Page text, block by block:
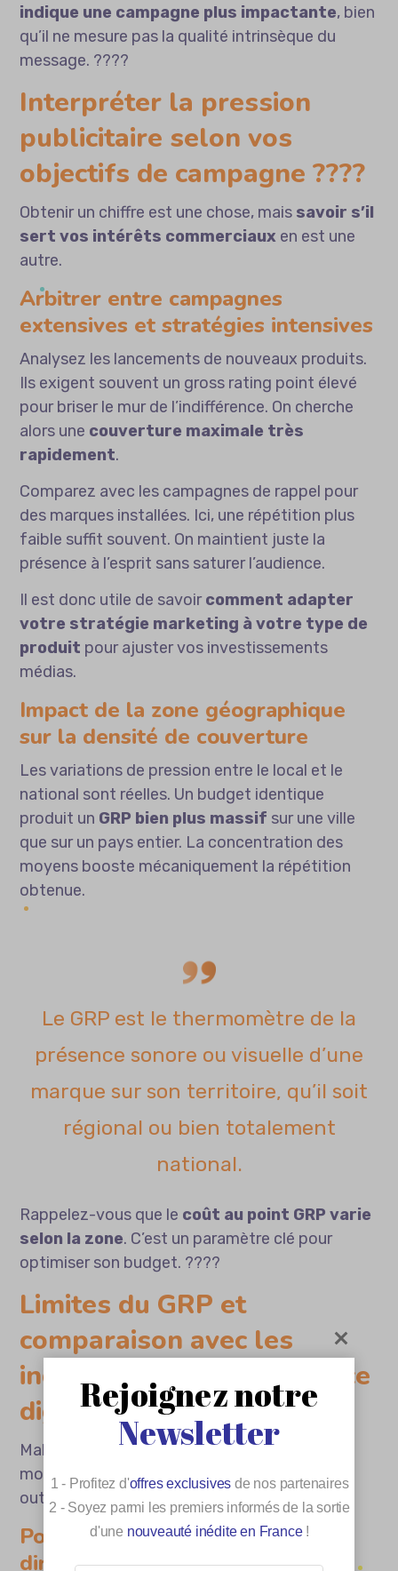
indique une campagne plus impactante, bien
qu’il ne mesure pas la qualité intrinsèque du
message. ????
Interpréter la pression
publicitaire selon vos
objectifs de campagne ????
Obtenir un chiffre est une chose, mais savoir s’il
sert vos intérêts commerciaux en est une
autre.
Arbitrer entre campagnes
extensives et stratégies intensives
Analysez les lancements de nouveaux produits.
Ils exigent souvent un gross rating point élevé
pour briser le mur de l’indifférence. On cherche
alors une couverture maximale très
rapidement.
Comparez avec les campagnes de rappel pour
des marques installées. Ici, une répétition plus
faible suffit souvent. On maintient juste la
présence à l’esprit sans saturer l’audience.
Il est donc utile de savoircomment adapter
votre stratégie marketing à votre type de
produit pour ajuster vos investissements
médias.
Impact de la zone géographique
sur la densité de couverture
Les variations de pression entre le local et le
national sont réelles. Un budget identique
produit un GRP bien plus massif sur une ville
que sur un pays entier. La concentration des
moyens booste mécaniquement la répétition
obtenue.
Le GRP est le thermomètre de la
présence sonore ou visuelle d’une
marque sur son territoire, qu’il soit
régional ou bien totalement
national.
Rappelez-vous que le coût au point GRP varie
selon la zone. C’est un paramètre clé pour
optimiser son budget. ????
Limites du GRP et
comparaison avec les
indicateurs de performance
digitaux
Malgré sa puissance historique, cet indicateur
montre des
signes de faiblesse
face aux
outils numériques modernes.
Pourquoi le GRP ne mesure pas
directement vos conversions
Rejoignez notre
Newsletter
1 - Profitez d'offres exclusives de nos partenaires
2 - Soyez parmi les premiers informés de la sortie
d'une nouveauté inédite en France!